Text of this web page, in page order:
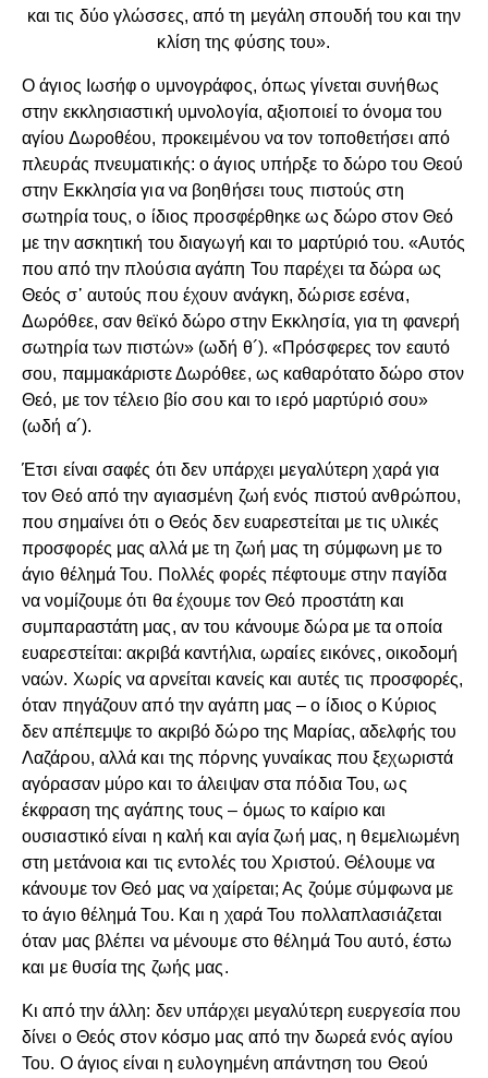
και τις δύο γλώσσες, από τη μεγάλη σπουδή του και την
κλίση της φύσης του».
Ο άγιος Ιωσήφ ο υμνογράφος, όπως γίνεται συνήθως
στην εκκλησιαστική υμνολογία, αξιοποιεί το όνομα του
αγίου Δωροθέου, προκειμένου να τον τοποθετήσει από
πλευράς πνευματικής: ο άγιος υπήρξε το δώρο του Θεού
στην Εκκλησία για να βοηθήσει τους πιστούς στη
σωτηρία τους, ο ίδιος προσφέρθηκε ως δώρο στον Θεό
με την ασκητική του διαγωγή και το μαρτύριό του. «Αυτός
που από την πλούσια αγάπη Του παρέχει τα δώρα ως
Θεός σ᾽ αυτούς που έχουν ανάγκη, δώρισε εσένα,
Δωρόθεε, σαν θεϊκό δώρο στην Εκκλησία, για τη φανερή
σωτηρία των πιστών» (ωδή θ´). «Πρόσφερες τον εαυτό
σου, παμμακάριστε Δωρόθεε, ως καθαρότατο δώρο στον
Θεό, με τον τέλειο βίο σου και το ιερό μαρτύριό σου»
(ωδή α´).
Έτσι είναι σαφές ότι δεν υπάρχει μεγαλύτερη χαρά για
τον Θεό από την αγιασμένη ζωή ενός πιστού ανθρώπου,
που σημαίνει ότι ο Θεός δεν ευαρεστείται με τις υλικές
προσφορές μας αλλά με τη ζωή μας τη σύμφωνη με το
άγιο θέλημά Του. Πολλές φορές πέφτουμε στην παγίδα
να νομίζουμε ότι θα έχουμε τον Θεό προστάτη και
συμπαραστάτη μας, αν του κάνουμε δώρα με τα οποία
ευαρεστείται: ακριβά καντήλια, ωραίες εικόνες, οικοδομή
ναών. Χωρίς να αρνείται κανείς και αυτές τις προσφορές,
όταν πηγάζουν από την αγάπη μας – ο ίδιος ο Κύριος
δεν απέπεμψε το ακριβό δώρο της Μαρίας, αδελφής του
Λαζάρου, αλλά και της πόρνης γυναίκας που ξεχωριστά
αγόρασαν μύρο και το άλειψαν στα πόδια Του, ως
έκφραση της αγάπης τους – όμως το καίριο και
ουσιαστικό είναι η καλή και αγία ζωή μας, η θεμελιωμένη
στη μετάνοια και τις εντολές του Χριστού. Θέλουμε να
κάνουμε τον Θεό μας να χαίρεται; Ας ζούμε σύμφωνα με
το άγιο θέλημά Του. Και η χαρά Του πολλαπλασιάζεται
όταν μας βλέπει να μένουμε στο θέλημά Του αυτό, έστω
και με θυσία της ζωής μας.
Κι από την άλλη: δεν υπάρχει μεγαλύτερη ευεργεσία που
δίνει ο Θεός στον κόσμο μας από την δωρεά ενός αγίου
Του. Ο άγιος είναι η ευλογημένη απάντηση του Θεού